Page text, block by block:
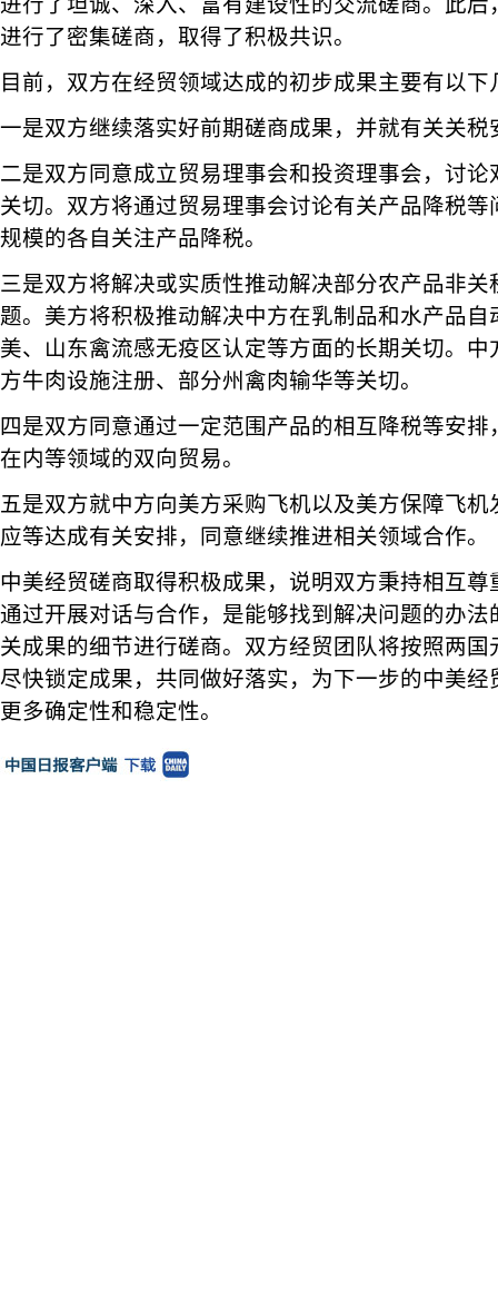
进行了密集磋商，取得了积极共识。
目前，双方在经贸领域达成的初步成果主要有以下
一是双方继续落实好前期磋商成果，并就有关关税
二是双方同意成立贸易理事会和投资理事会，讨
关切。双方将通过贸易理事会讨论有关产品降税
规模的各自关注产品降税。
三是双方将解决或实质性推动解决部分农产品非
题。美方将积极推动解决中方在乳制品和水产品
美、山东禽流感无疫区认定等方面的长期关切。
方牛肉设施注册、部分州禽肉输华等关切。
四是双方同意通过一定范围产品的相互降税等安
在内等领域的双向贸易。
五是双方就中方向美方采购飞机以及美方保障飞
应等达成有关安排，同意继续推进相关领域合作。
中美经贸磋商取得积极成果，说明双方秉持相互
通过开展对话与合作，是能够找到解决问题的办
关成果的细节进行磋商。双方经贸团队将按照两
尽快锁定成果，共同做好落实，为下一步的中美
更多确定性和稳定性。